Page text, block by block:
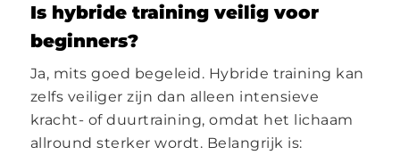
Is hybride training veilig voor
beginners?
Ja, mits goed begeleid. Hybride training kan
zelfs veiliger zijn dan alleen intensieve
kracht- of duurtraining, omdat het lichaam
allround sterker wordt. Belangrijk is: